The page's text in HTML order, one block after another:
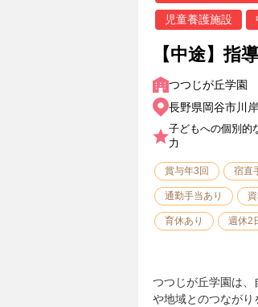
児童養護施設
【中途】指
つつじが丘学園
長野県岡谷市川
子どもへの個別的
力
賞与年3回 宿直
通勤手当あり
育休あり 週休2
つつじが丘学園は、
や地域とのつなが